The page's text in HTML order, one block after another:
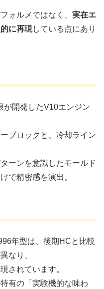
ォルメではなく、 実在エ
に再現している点にあり
が開発したV10エンジン
ブロックと、冷却ライン
ーンを意識したモールド
で精密感を演出。
年型は、後期HCと比較
なり、
されています。
有の「実験機的な味わ